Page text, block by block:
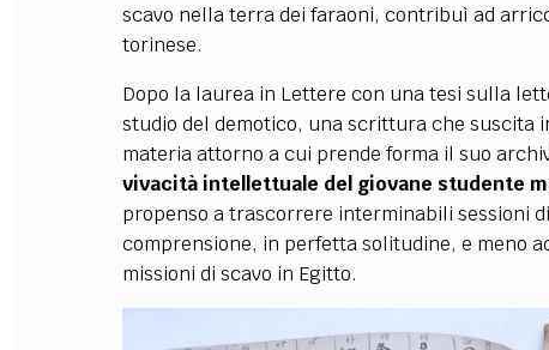
scavo nella terra dei faraoni, contribuì ad
torinese.
Dopo la laurea in Lettere con una tesi sulla
studio del demotico, una scrittura che suscita
materia attorno a cui prende forma il suo
vivacità intellettuale del giovane studente
propenso a trascorrere interminabili sessioni
comprensione, in perfetta solitudine, e meno
missioni di scavo in Egitto.